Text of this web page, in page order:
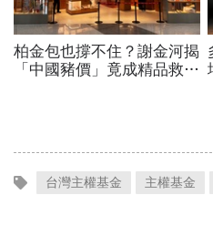
柏金包也撐不住？謝金河揭
「中國豬價」竟成精品救命
台灣主權基金 主權基金